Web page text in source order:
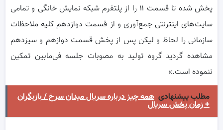
پخش شده تا قسمت ۱۱ را از پلتفرم شبکه نمایش خانگی و تمامی
سایت‌های اینترنتی جمع‌آوری و از قسمت دوازدهم کلیه ملاحظات
سازمانی را لحاظ و لیکن پس از پخش قسمت دوازهم و سیزدهم
مشاهده گردید گروه تولید به مصوبات جلسه فی‌مابین تمکین
ننموده است.»
مطلب پیشنهادی همه چیز درباره سریال میدان سرخ / بازیگران
+ زمان پخش سریال